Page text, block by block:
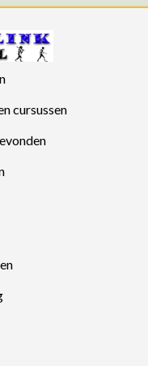
cursussen